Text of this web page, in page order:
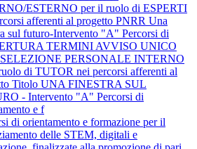
ESTERNO per il ruolo di ESPERTI
afferenti al progetto PNRR Una
sul futuro-Intervento "A" Percorsi di
TERMINI AVVISO UNICO
SELEZIONE PERSONALE INTERNO
di TUTOR nei percorsi afferenti al
Titolo UNA FINESTRA SUL
- Intervento "A" Percorsi di
e f
di orientamento e formazione per il
delle STEM, digitali e